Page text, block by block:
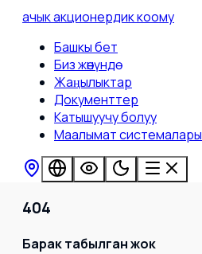
ачык акционердик коому
Башкы бет
Биз жөнүндө
Жаңылыктар
Документтер
Катышуучу болуу
Маалымат системалары
404
Барак табылган жок